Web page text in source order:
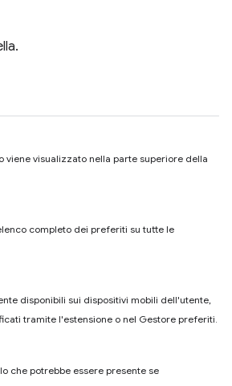
viene visualizzato nella parte superiore della
completo dei preferiti su tutte le
disponibili sui dispositivi mobili dell'utente,
tramite l'estensione o nel Gestore preferiti.
che potrebbe essere presente se